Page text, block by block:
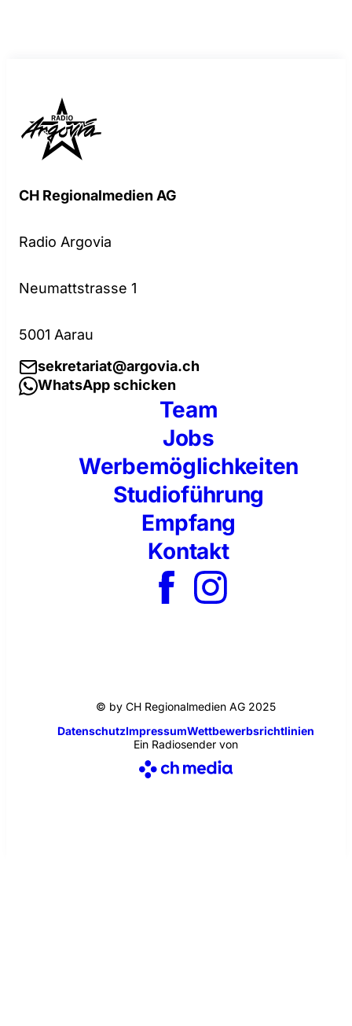
CH Regionalmedien AG
Radio Argovia
Neumattstrasse 1
5001 Aarau
sekretariat@argovia.ch
WhatsApp schicken
Team
Jobs
Werbemöglichkeiten
Studioführung
Empfang
Kontakt
© by CH Regionalmedien AG 2025
DatenschutzImpressumWettbewerbsrichtlinien
Ein Radiosender von